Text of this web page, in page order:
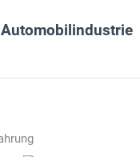
Automobilindustrie